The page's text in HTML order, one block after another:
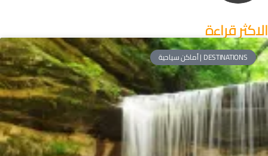
قراءة
DESTINATIONS | أماكن سياحية